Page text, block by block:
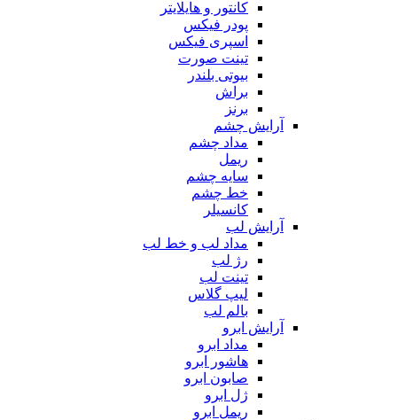
کانتور و هایلایتر
پودر فیکس
اسپری فیکس
تینت صورت
بیوتی بلندر
براش
برنز
آرایش چشم
مداد چشم
ریمل
سایه چشم
خط چشم
کانسیلر
آرایش لب
مداد لب و خط لب
رژ لب
تینت لب
لیپ گلاس
بالم لب
آرایش ابرو
مداد ابرو
هاشور ابرو
صابون ابرو
ژل ابرو
ریمل ابرو